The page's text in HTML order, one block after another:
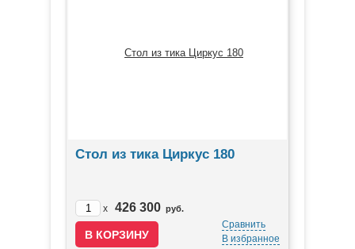
Стол из тика Циркус 180
x 426 300 руб.
Сравнить
В избранное